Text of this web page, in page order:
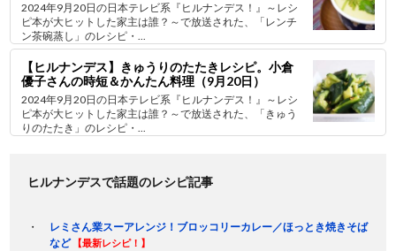
2024年9月20日の日本テレビ系『ヒルナンデス！』～レシ
ピ本が大ヒットした家主は誰？～で放送された、「レンチ
ン茶碗蒸し」のレシピ・...
【ヒルナンデス】きゅうりのたたきレシピ。小倉
優子さんの時短＆かんたん料理（9月20日）
2024年9月20日の日本テレビ系『ヒルナンデス！』～レシ
ピ本が大ヒットした家主は誰？～で放送された、「きゅう
りのたたき」のレシピ・...
ヒルナンデスで話題のレシピ記事
レミさん業スーアレンジ！ブロッコリーカレー／ほっとき焼きそば
など
【最新レシピ！】